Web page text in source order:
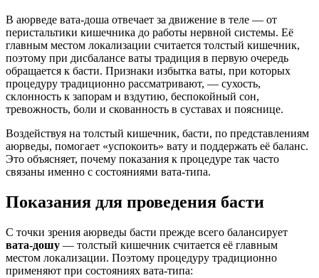
В аюрведе вата-доша отвечает за движение в теле — от
перистальтики кишечника до работы нервной системы. Её
главным местом локализации считается толстый кишечник,
поэтому при дисбалансе ваты традиция в первую очередь
обращается к басти. Признаки избытка ваты, при которых
процедуру традиционно рассматривают, — сухость,
склонность к запорам и вздутию, беспокойный сон,
тревожность, боли и скованность в суставах и пояснице.
Воздействуя на толстый кишечник, басти, по представлениям
аюрведы, помогает «успокоить» вату и поддержать её баланс.
Это объясняет, почему показания к процедуре так часто
связаны именно с состояниями вата-типа.
Показания для проведения басти
С точки зрения аюрведы басти прежде всего балансирует
вата-дошу — толстый кишечник считается её главным
местом локализации. Поэтому процедуру традиционно
применяют при состояниях вата-типа: